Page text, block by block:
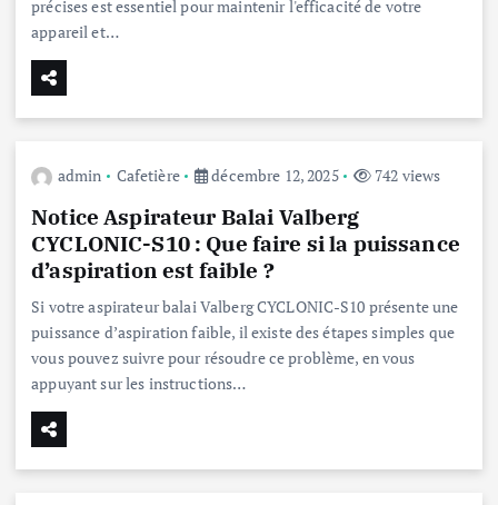
précises est essentiel pour maintenir l'efficacité de votre
appareil et…
admin Cafetière décembre 12, 2025 742 views
Notice Aspirateur Balai Valberg
CYCLONIC-S10 : Que faire si la puissance
d’aspiration est faible ?
Si votre aspirateur balai Valberg CYCLONIC-S10 présente une
puissance d’aspiration faible, il existe des étapes simples que
vous pouvez suivre pour résoudre ce problème, en vous
appuyant sur les instructions…